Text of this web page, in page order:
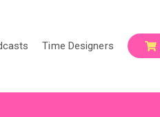
Time Designers